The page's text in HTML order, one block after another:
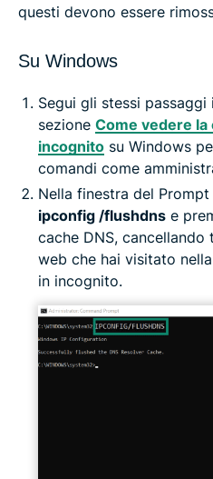
questi devono essere
Su Windows
Segui gli stessi
sezione Come vedere la
incognito su Windows
comandi come
Nella finestra del
ipconfig /flushdns e
cache DNS,
web che hai visitato
in incognito.